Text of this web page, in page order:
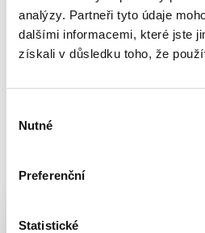
analýzy. Partneři tyto údaje
dalšími informacemi, které jste
získali v důsledku toho, že
souhlasu
Nutné
Preferenční
Statistické
potřebujeme.
Darovat krev